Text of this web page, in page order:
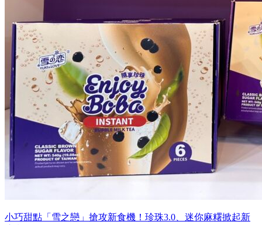
小巧甜點「雪之戀」搶攻新食機！珍珠3.0、迷你麻糬掀起新